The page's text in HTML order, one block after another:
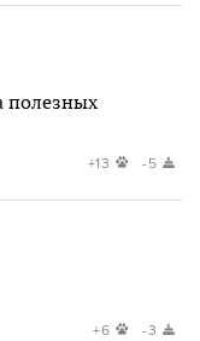
полезных
+13 -5
+6 -3